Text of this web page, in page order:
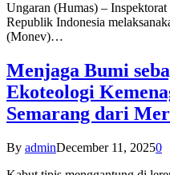
Ungaran (Humas) –
Republik Indonesia
(Monev)…
Menjaga Bumi
Ekoteologi
Semarang dari
By adminDecember 11, 20250